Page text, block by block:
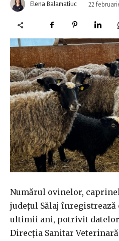
Elena Balamatiuc 22
Numărul ovinelor,
judeţul Sălaj înregistrează
ultimii ani, potrivit
Direcţia Sanitar